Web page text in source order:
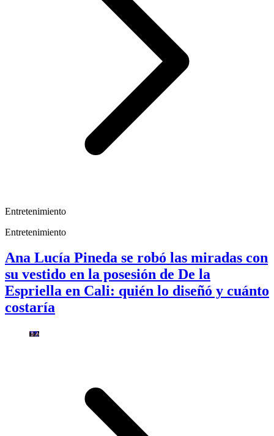
Entretenimiento
Entretenimiento
Ana Lucía Pineda se robó las miradas con
su vestido en la posesión de De la
Espriella en Cali: quién lo diseñó y cuánto
costaría